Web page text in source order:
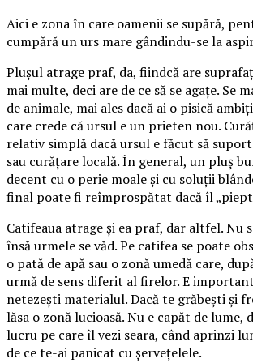
Aici e zona în care oamenii se supără,
cumpără un urs mare gândindu-se la
Plușul atrage praf, da, fiindcă are
mai multe, deci are de ce să se agațe. Se
de animale, mai ales dacă ai o pisică
care crede că ursul e un prieten nou.
relativ simplă dacă ursul e făcut să
sau curățare locală. În general, un pluș
decent cu o perie moale și cu soluții
final poate fi reîmprospătat dacă îl
Catifeaua atrage și ea praf, dar altfel. Nu
însă urmele se văd. Pe catifea se poate
o pată de apă sau o zonă umedă care,
urmă de sens diferit al firelor. E
netezești materialul. Dacă te grăbești și
lăsa o zonă lucioasă. Nu e capăt de lume,
lucru pe care îl vezi seara, când aprinzi
de ce te-ai panicat cu șervețelele.